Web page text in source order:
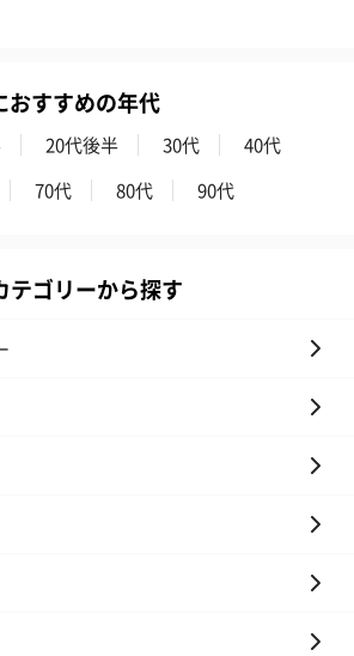
おすすめの年代
20代後半 30代
40代
70代 80代 90代
テゴリーから探す